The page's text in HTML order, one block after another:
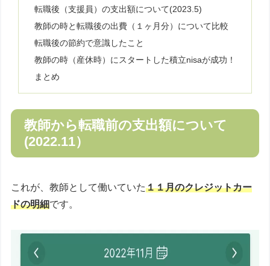
転職後（支援員）の支出額について(2023.5)
教師の時と転職後の出費（１ヶ月分）について比較
転職後の節約で意識したこと
教師の時（産休時）にスタートした積立nisaが成功！
まとめ
教師から転職前の支出額について
(2022.11）
これが、教師として働いていた１１月のクレジットカー
ドの明細です。